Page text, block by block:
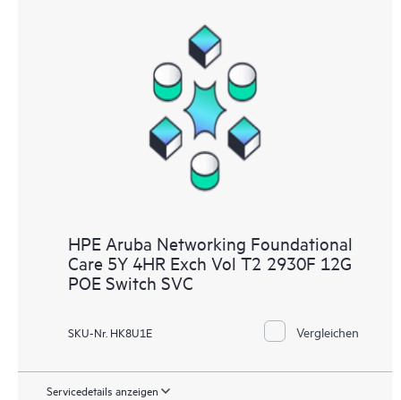
HPE Aruba Networking Foundational
Care 5Y 4HR Exch Vol T2 2930F 12G
POE Switch SVC
SKU-Nr. HK8U1E Vergleichen
Servicedetails anzeigen